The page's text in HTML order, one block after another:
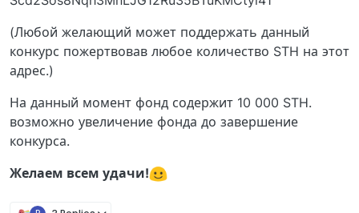
(Любой желающий может поддержать данный
конкурс пожертвовав любое количество STH на этот
адрес.)
На данный момент фонд содержит 10 000 STH.
возможно увеличение фонда до завершение
конкурса.
Желаем всем удачи!